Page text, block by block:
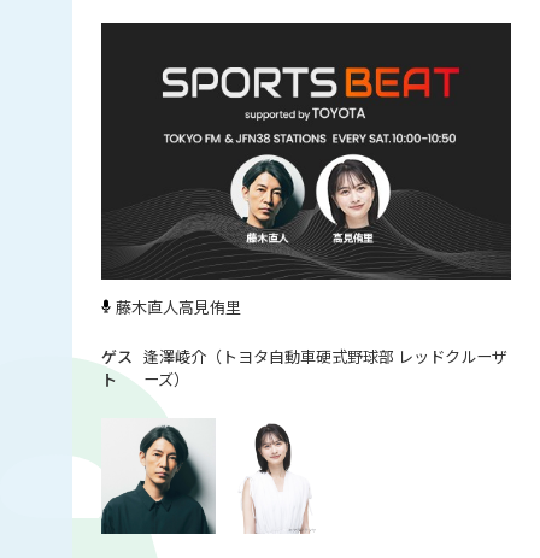
藤木直人高見侑里
逢澤崚介（トヨタ自動車硬式野球部 レッドクルーザ
ーズ）